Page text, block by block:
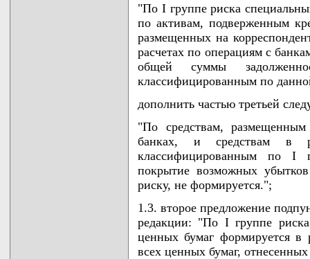
"По I группе риска
по активам, подверженным
размещенных на
расчетах по операциям с
общей суммы
классифицированным по
дополнить частью третьей
"По средствам,
банках, и средствам в
классифицированным по I
покрытие возможных
риску, не формируется.";
1.3. второе предложение
редакции: "По I группе
ценных бумаг формируется в
всех ценных бумаг,